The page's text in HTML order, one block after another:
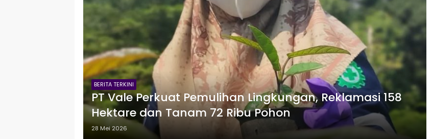
BERITA TERKINI
PT Vale Perkuat Pemulihan Lingkungan, Reklamasi 158
Hektare dan Tanam 72 Ribu Pohon
28 Mei 2026